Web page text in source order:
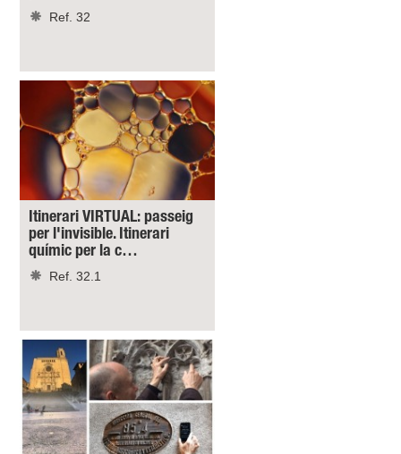
Ref. 32
Itinerari VIRTUAL: passeig
per l'invisible. Itinerari
químic per la c…
Ref. 32.1